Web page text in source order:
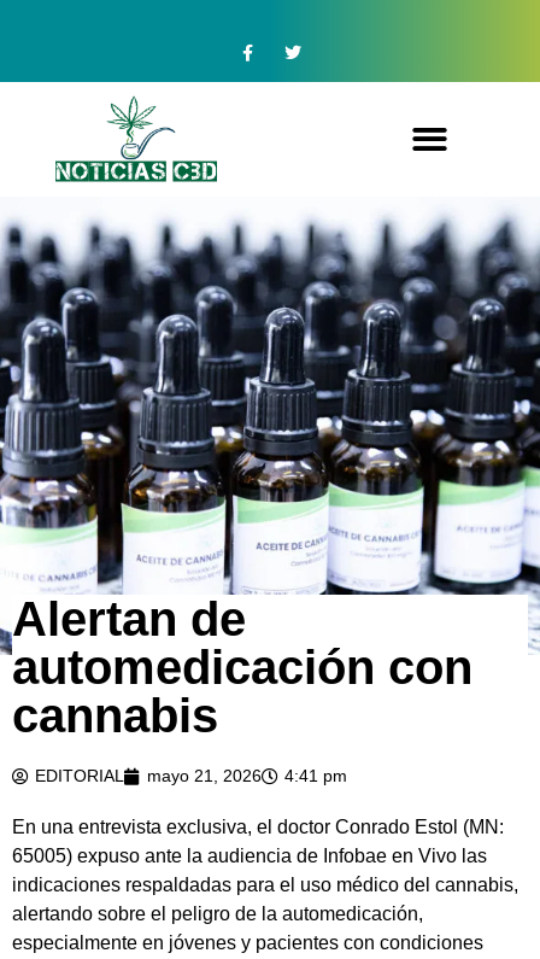
Alertan de
automedicación con
cannabis
EDITORIAL mayo 21, 2026 4:41 pm
En una entrevista exclusiva, el doctor Conrado Estol (MN:
65005) expuso ante la audiencia de Infobae en Vivo las
indicaciones respaldadas para el uso médico del cannabis,
alertando sobre el peligro de la automedicación,
especialmente en jóvenes y pacientes con condiciones